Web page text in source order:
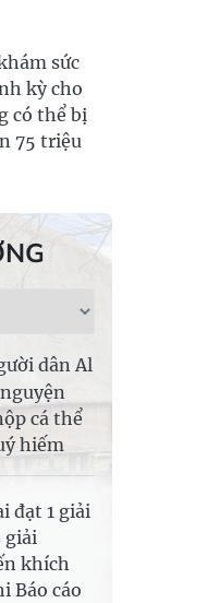
sức
kỳ cho
có thể bị
75 triệu
dân Al
cá thể
hiếm
đạt 1 giải
giải
khích
Báo cáo